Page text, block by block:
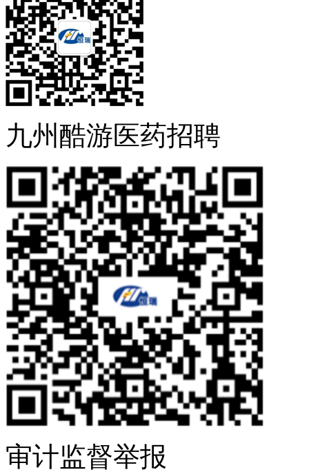
九州酷游医药招聘
审计监督举报